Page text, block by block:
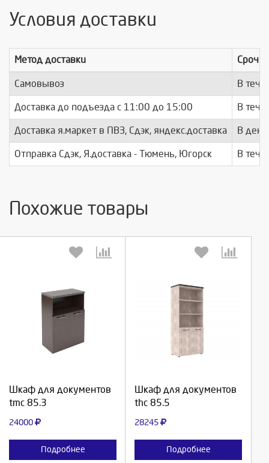
Условия доставки
Метод доставки
Самовывоз В
Доставка до подъезда c 11:00 до 15:00 В
Доставка я.маркет в ПВЗ, Сдэк, яндекс.доставка В день
Отправка Сдэк, Я.доставка - Тюмень, Югорск В
Похожие товары
Шкаф для документов
tmc 85.3
24000
Подробнее
Шкаф для документов
thc 85.5
28245
Подробнее
Выберите количество: